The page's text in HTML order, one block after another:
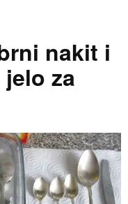
nakit i
za